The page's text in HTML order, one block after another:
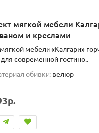
мягкой мебели
и креслами
мебели «Калгари»
современной гостино..
обивки: велюр